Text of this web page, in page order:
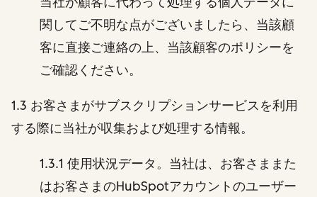
関してご不明な点がございましたら、当該顧
客に直接ご連絡の上、当該顧客のポリシーを
ご確認ください。
1.3 お客さまがサブスクリプションサービスを利用
する際に当社が収集および処理する情報。
1.3.1 使用状況データ。当社は、お客さままた
はお客さまのHubSpotアカウントのユーザー